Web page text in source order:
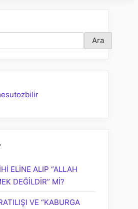
zorunda
cinsiyet
Ara
ELİNE ALIP “ALLAH
DEĞİLDİR” Mİ?
VE “KABURGA